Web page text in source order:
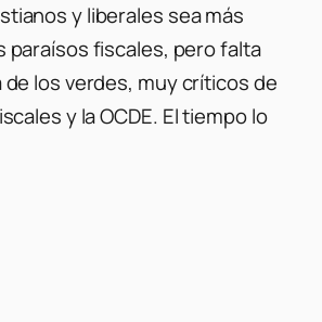
y liberales sea más
paraísos fiscales, pero falta
los verdes, muy críticos de
y la OCDE. El tiempo lo